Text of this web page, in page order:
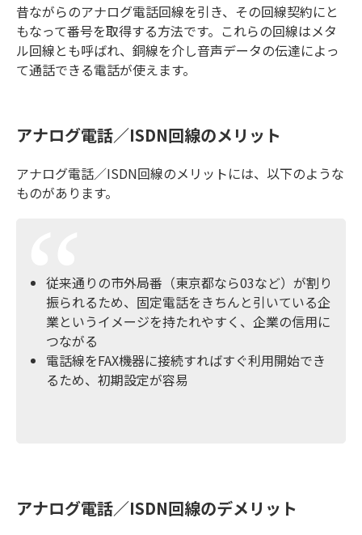
昔ながらのアナログ電話回線を引き、その回線契約にと
もなって番号を取得する方法です。これらの回線はメタ
ル回線とも呼ばれ、銅線を介し音声データの伝達によっ
て通話できる電話が使えます。
アナログ電話／ISDN回線のメリット
アナログ電話／ISDN回線のメリットには、以下のような
ものがあります。
従来通りの市外局番（東京都なら03など）が割り
振られるため、固定電話をきちんと引いている企
業というイメージを持たれやすく、企業の信用に
つながる
電話線をFAX機器に接続すればすぐ利用開始でき
るため、初期設定が容易
アナログ電話／ISDN回線のデメリット